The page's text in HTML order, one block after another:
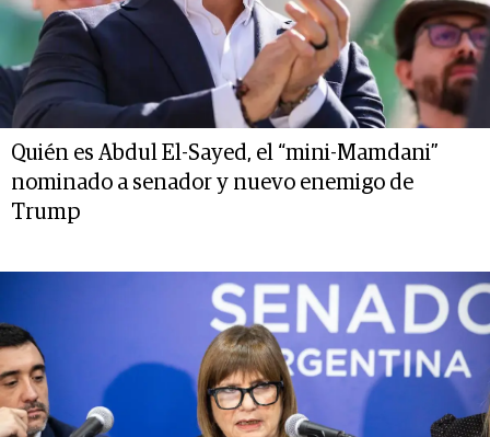
Quién es Abdul El-Sayed, el “mini-Mamdani”
nominado a senador y nuevo enemigo de
Trump